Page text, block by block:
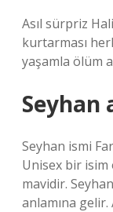
Asıl sürpriz
kurtarması
yaşamla ölüm
Seyhan
Seyhan ismi
Unisex bir isim
mavidir.
anlamına